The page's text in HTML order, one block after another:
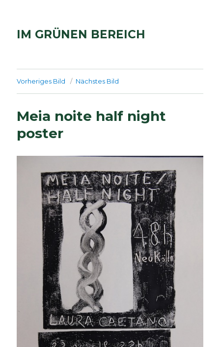
IM GRÜNEN BEREICH
Vorheriges Bild Nächstes Bild
Meia noite half night
poster